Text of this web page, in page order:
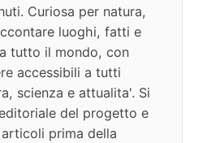
Curiosa per natura,
luoghi, fatti e
tutto il mondo, con
accessibili a tutti
scienza e attualita'. Si
del progetto e
prima della